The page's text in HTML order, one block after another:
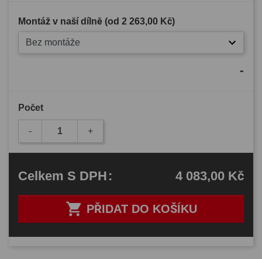
Montáž v naší dílně (od 2 263,00 Kč)
Bez montáže
-
Počet
- +
 PŘIDAT DO KOŠÍKU
Celkem S DPH: 4 083,00 Kč